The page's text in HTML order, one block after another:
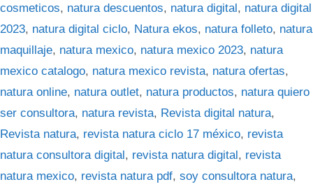
cosmeticos, natura descuentos, natura digital, natura digital
2023, natura digital ciclo, Natura ekos, natura folleto, natura
maquillaje, natura mexico, natura mexico 2023, natura
mexico catalogo, natura mexico revista, natura ofertas,
natura online, natura outlet, natura productos, natura quiero
ser consultora, natura revista, Revista digital natura,
Revista natura, revista natura ciclo 17 méxico, revista
natura consultora digital, revista natura digital, revista
natura mexico, revista natura pdf, soy consultora natura,